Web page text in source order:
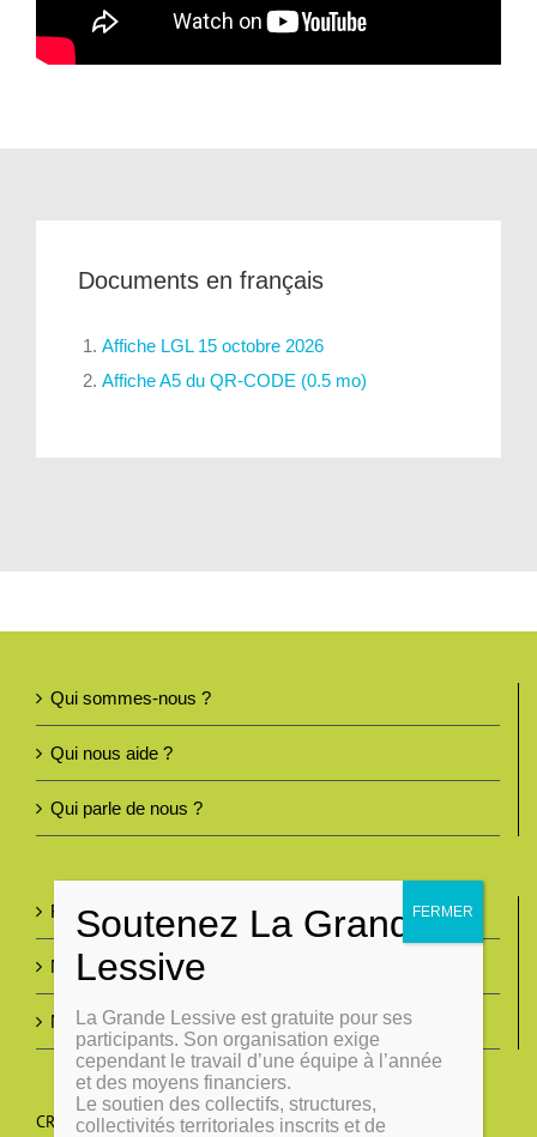
Documents en français
Affiche LGL 15 octobre 2026
Affiche A5 du QR-CODE (0.5 mo)
Qui sommes-nous ?
Qui nous aide ?
Qui parle de nous ?
Foire aux questions
Nous contacter
Mentions légales
CRÉONS DU LIEN
La Grande Lessive est gratuite pour ses
participants. Son organisation exige
cependant le travail d’une équipe à l’année
et des moyens financiers.
Le soutien des collectifs, structures,
collectivités territoriales inscrits et de